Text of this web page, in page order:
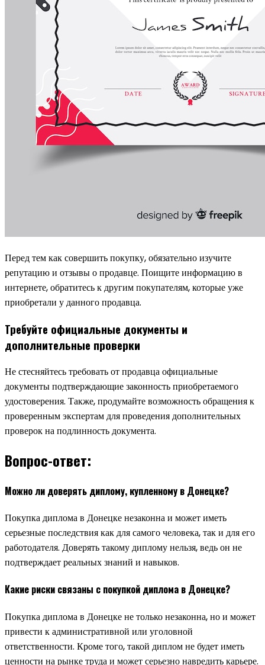
Перед тем как совершить покупку, обязательно изучите
репутацию и отзывы о продавце. Поищите информацию в
интернете, обратитесь к другим покупателям, которые уже
приобретали у данного продавца.
Требуйте официальные документы и
дополнительные проверки
Не стесняйтесь требовать от продавца официальные
документы подтверждающие законность приобретаемого
удостоверения. Также, продумайте возможность обращения к
проверенным экспертам для проведения дополнительных
проверок на подлинность документа.
Вопрос-ответ:
Можно ли доверять диплому, купленному в Донецке?
Покупка диплома в Донецке незаконна и может иметь
серьезные последствия как для самого человека, так и для его
работодателя. Доверять такому диплому нельзя, ведь он не
подтверждает реальных знаний и навыков.
Какие риски связаны с покупкой диплома в Донецке?
Покупка диплома в Донецке не только незаконна, но и может
привести к административной или уголовной
ответственности. Кроме того, такой диплом не будет иметь
ценности на рынке труда и может серьезно навредить карьере.